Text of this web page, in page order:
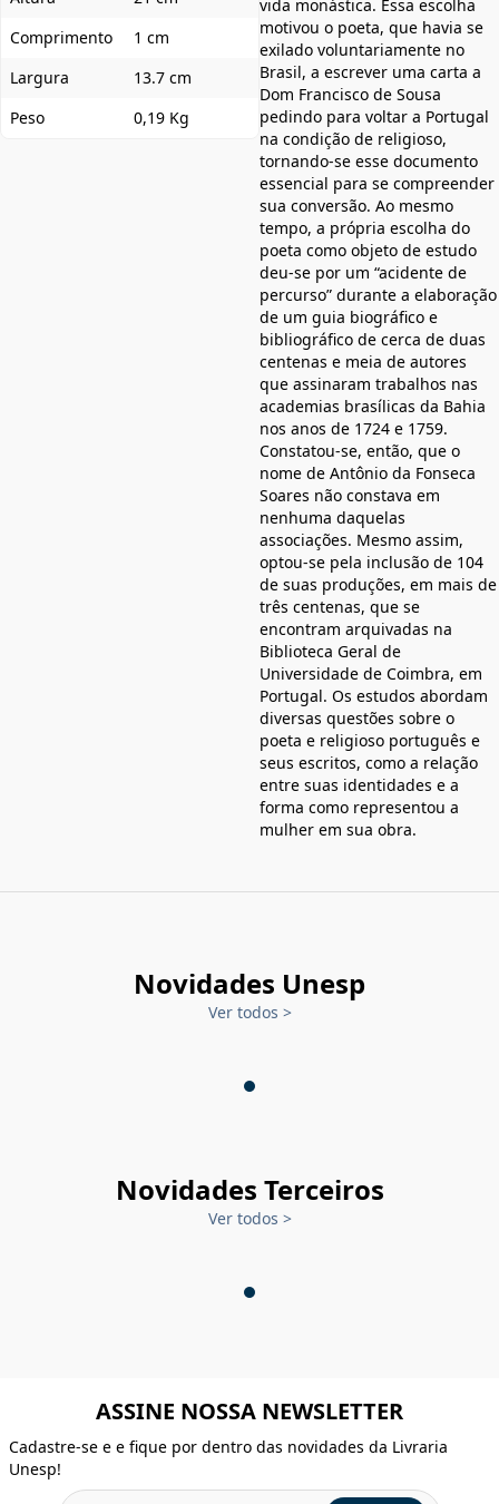
Comprimento
1 cm
Largura
13.7 cm
Peso
0,19 Kg
vida monástica. Essa escolha
motivou o poeta, que havia se
exilado voluntariamente no
Brasil, a escrever uma carta a
Dom Francisco de Sousa
pedindo para voltar a Portugal
na condição de religioso,
tornando-se esse documento
essencial para se compreender
sua conversão. Ao mesmo
tempo, a própria escolha do
poeta como objeto de estudo
deu-se por um “acidente de
percurso” durante a elaboração
de um guia biográfico e
bibliográfico de cerca de duas
centenas e meia de autores
que assinaram trabalhos nas
academias brasílicas da Bahia
nos anos de 1724 e 1759.
Constatou-se, então, que o
nome de Antônio da Fonseca
Soares não constava em
nenhuma daquelas
associações. Mesmo assim,
optou-se pela inclusão de 104
de suas produções, em mais de
três centenas, que se
encontram arquivadas na
Biblioteca Geral de
Universidade de Coimbra, em
Portugal. Os estudos abordam
diversas questões sobre o
poeta e religioso português e
seus escritos, como a relação
entre suas identidades e a
forma como representou a
mulher em sua obra.
Novidades Unesp
Ver todos >
Novidades Terceiros
Ver todos >
ASSINE NOSSA NEWSLETTER
Cadastre-se e e fique por dentro das novidades da Livraria
Unesp!